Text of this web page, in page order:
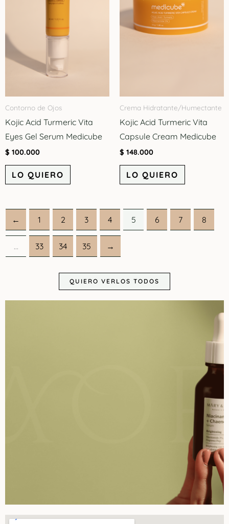
Contorno de Ojos
Kojic Acid Turmeric Vita
Eyes Gel Serum Medicube
$ 100.000
LO QUIERO
Crema Hidratante/Humectante
Kojic Acid Turmeric Vita
Capsule Cream Medicube
$ 148.000
LO QUIERO
← 1 2 3 4 5 6 7 8
… 33 34 35 →
QUIERO VERLOS TODOS